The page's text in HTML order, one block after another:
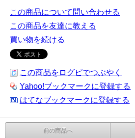
この商品について問い合わせる
この商品を友達に教える
買い物を続ける
この商品をログピでつぶやく
Yahoo!ブックマークに登録する
はてなブックマークに登録する
前の商品へ